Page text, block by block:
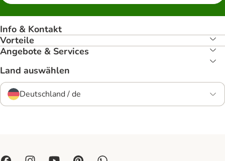
Info & Kontakt
Vorteile
Angebote & Services
Land auswählen
Deutschland / de